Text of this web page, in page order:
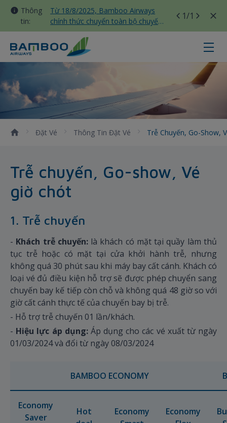
Thông
tin:
Từ 18/8/2025, Bamboo Airways
chính thức chuyển toàn bộ chuyến
bay nội địa sang nhà ga T3 Tân
Sơn Nhất
1/1
Trễ chuyến, Go-show, Vé giờ chót
Đặt Vé Thông Tin Đặt Vé Trễ Chuyến, Go-Show,
Trễ chuyến, Go-show, Vé
giờ chót
1. Trễ chuyến
- Khách trễ chuyến:là khách có mặt tại quầy làm thủ
tục trễ hoặc có mặt tại cửa khởi hành trễ, nhưng
không quá 30 phút sau khi máy bay cất cánh. Khách có
loại vé đủ điều kiện hỗ trợ sẽ được phép chuyển sang
chuyến bay kế tiếp còn chỗ và không quá 48 giờ so với
giờ cất cánh thực tế của chuyến bay bị trễ.
- Hỗ trợ trễ chuyến 01 lần/khách.
- Hiệu lực áp dụng: Áp dụng cho các vé xuất từ ngày
01/03/2024 và đổi từ ngày 08/03/2024
BAMBOO ECONOMY
Economy
Saver
Hot
Economy
Economy